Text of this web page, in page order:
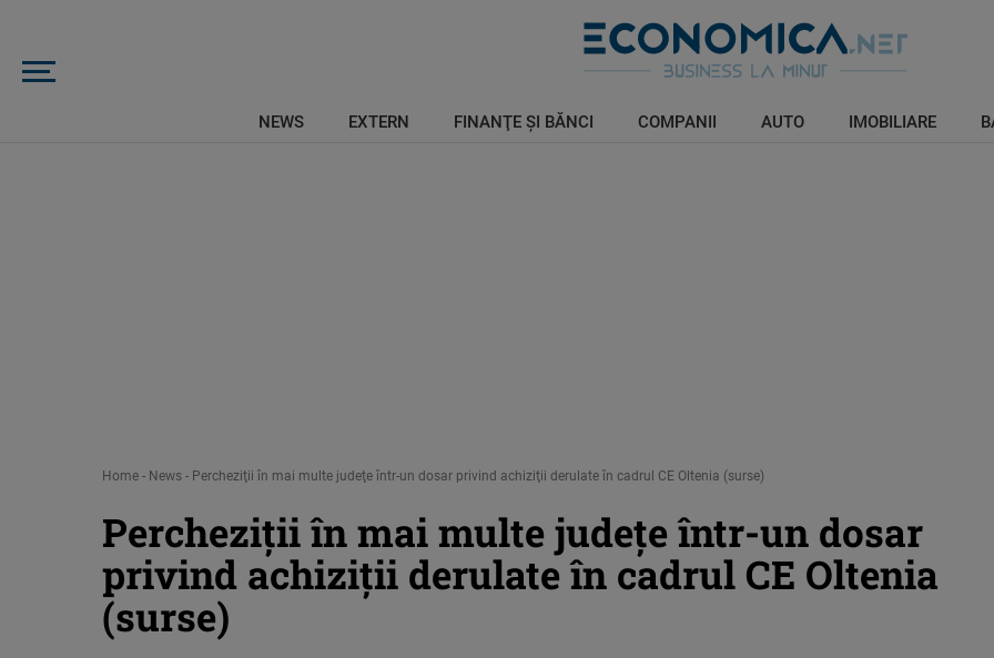
NEWS EXTERN FINANŢE ŞI BĂNCI COMPANII AUTO IMOBILIARE
Home - News - Percheziţii în mai multe judeţe într-un dosar privind achiziţii derulate în cadrul CE Oltenia (surse)
Percheziţii în mai multe judeţe într-un dosar
privind achiziţii derulate în cadrul CE Oltenia
(surse)